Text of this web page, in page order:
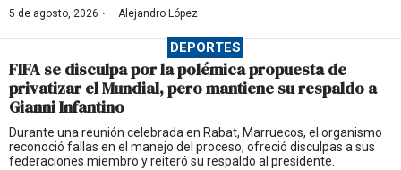
5 de agosto, 2026 · Alejandro López
DEPORTES
FIFA se disculpa por la polémica propuesta de
privatizar el Mundial, pero mantiene su respaldo a
Gianni Infantino
Durante una reunión celebrada en Rabat, Marruecos, el organismo
reconoció fallas en el manejo del proceso, ofreció disculpas a sus
federaciones miembro y reiteró su respaldo al presidente.